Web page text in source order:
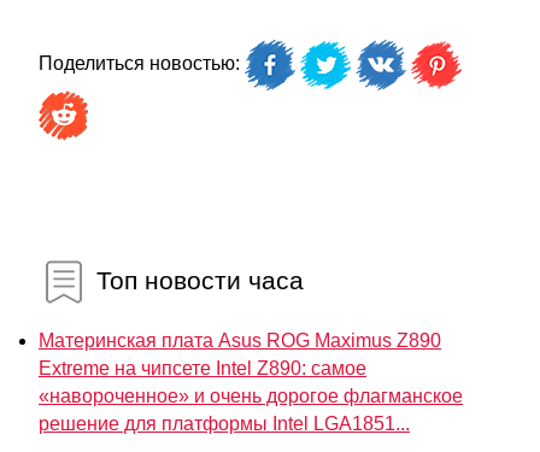
Поделиться новостью:
Топ новости часа
Материнская плата Asus ROG Maximus Z890
Extreme на чипсете Intel Z890: самое
«навороченное» и очень дорогое флагманское
решение для платформы Intel LGA1851...